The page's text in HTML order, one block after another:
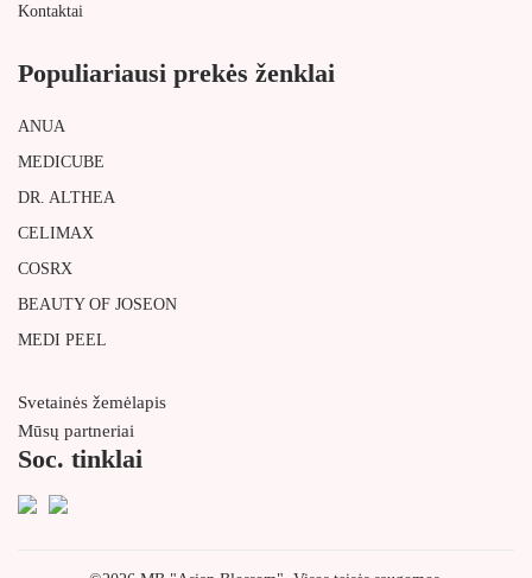
Kontaktai
Populiariausi prekės ženklai
ANUA
MEDICUBE
DR. ALTHEA
CELIMAX
COSRX
BEAUTY OF JOSEON
MEDI PEEL
Svetainės žemėlapis
Mūsų partneriai
Soc. tinklai